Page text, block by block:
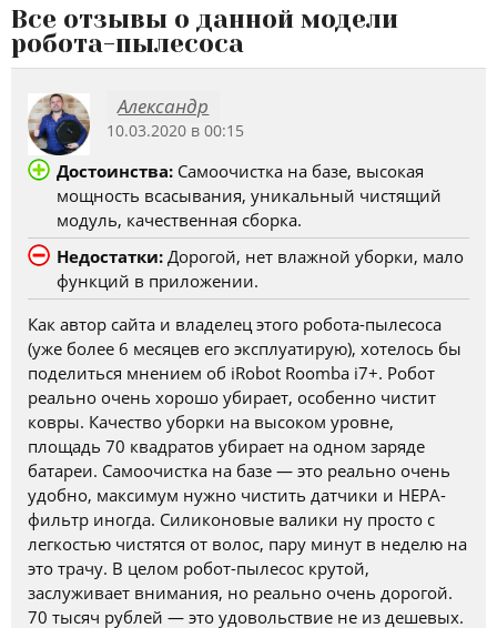
Все отзывы о данной модели
робота-пылесоса
Александр
10.03.2020 в 00:15
Достоинства: Самоочистка на базе, высокая
мощность всасывания, уникальный чистящий
модуль, качественная сборка.
Недостатки:Дорогой, нет влажной уборки, мало
функций в приложении.
Как автор сайта и владелец этого робота-пылесоса
(уже более 6 месяцев его эксплуатирую), хотелось бы
поделиться мнением об iRobot Roomba i7+. Робот
реально очень хорошо убирает, особенно чистит
ковры. Качество уборки на высоком уровне,
площадь 70 квадратов убирает на одном заряде
батареи. Самоочистка на базе — это реально очень
удобно, максимум нужно чистить датчики и HEPA-
фильтр иногда. Силиконовые валики ну просто с
легкостью чистятся от волос, пару минут в неделю на
это трачу. В целом робот-пылесос крутой,
заслуживает внимания, но реально очень дорогой.
70 тысяч рублей — это удовольствие не из дешевых.